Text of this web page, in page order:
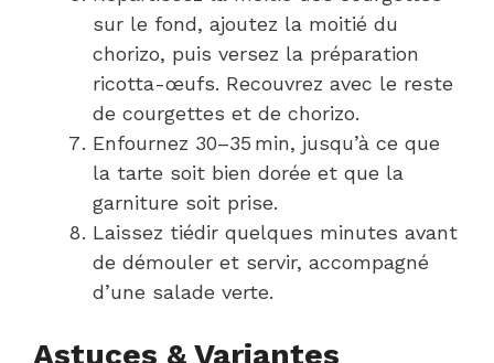
sur le fond, ajoutez la moitié du
chorizo, puis versez la préparation
ricotta-œufs. Recouvrez avec le reste
de courgettes et de chorizo.
Enfournez 30–35 min, jusqu’à ce que
la tarte soit bien dorée et que la
garniture soit prise.
Laissez tiédir quelques minutes avant
de démouler et servir, accompagné
d’une salade verte.
Astuces & Variantes